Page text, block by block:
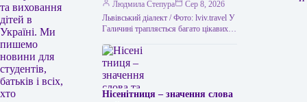
та виховання
дітей в
Україні. Ми
пишемо
новини для
студентів,
батьків і всіх,
хто
креденс, кнайпа
Людмила Степура
Сер 8, 2026
Львівський діалект / Фото: lviv.travel У
Галичині трапляється багато цікавих
навіть досвідченого мандрівника. Тож
не дивно,…
Нісенітниця – значення слова